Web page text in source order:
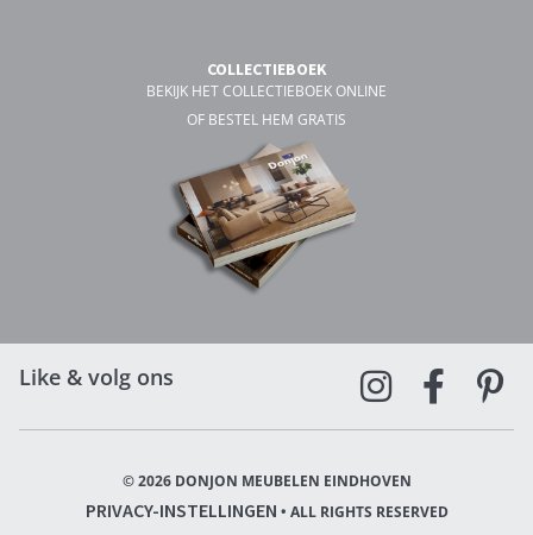
COLLECTIEBOEK
BEKIJK HET COLLECTIEBOEK ONLINE
OF BESTEL HEM GRATIS
Like & volg ons
© 2026 DONJON MEUBELEN EINDHOVEN
PRIVACY-INSTELLINGEN • ALL RIGHTS RESERVED